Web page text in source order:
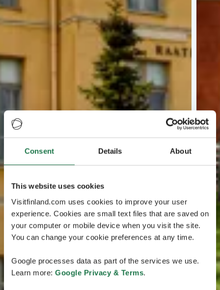
Consent Details About
This website uses cookies
Visitfinland.com uses cookies to improve your user
experience. Cookies are small text files that are saved on
your computer or mobile device when you visit the site.
You can change your cookie preferences at any time.
Google processes data as part of the services we use.
Learn more: Google Privacy & Terms.